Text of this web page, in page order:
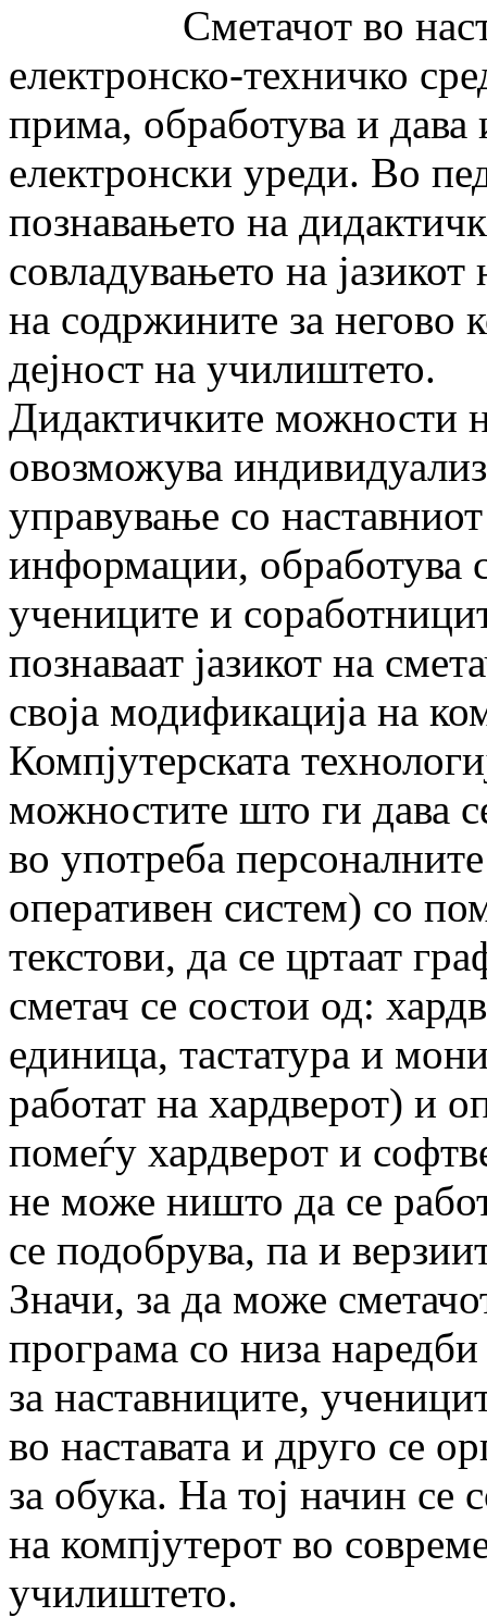
Сметачот во
електронско-техничко
прима, обработува и
електронски уреди. Во
познавањето на
совладувањето на
на содржините за негово
дејност на училиштето.
Дидактичките можности
овозможува
управување со
информации, обработува
учениците и
познаваат јазикот на
своја модификација на
Компјутерската
можностите што ги дава
во употреба
оперативен систем) со
текстови, да се цртаат
сметач се состои од:
единица, тастатура и
работат на хардверот) и
помеѓу хардверот и
не може ништо да се
се подобрува, па и
Значи, за да може
програма со низа
за наставниците,
во наставата и друго се
за обука. На тој начин се
на компјутерот во
училиштето.